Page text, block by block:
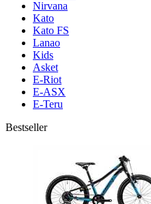
Nirvana
Kato
Kato FS
Lanao
Kids
Asket
E-Riot
E-ASX
E-Teru
Bestseller